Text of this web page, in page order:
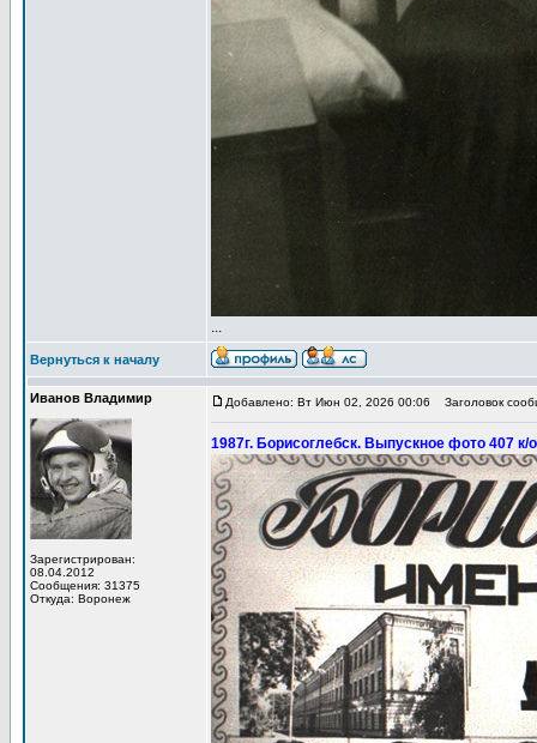
...
Вернуться к началу
Иванов Владимир
Зарегистрирован:
08.04.2012
Сообщения: 31375
Откуда: Воронеж
Добавлено: Вт Июн 02, 2026 00:06 Заголовок
1987г. Борисоглебск. Выпускное фото 407 к/